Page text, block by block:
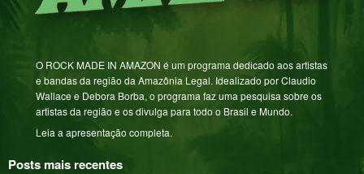
O ROCK MADE IN AMAZON é um programa dedicado aos artistas
e bandas da região da Amazônia Legal. Idealizado por Claudio
Wallace e Debora Borba, o programa faz uma pesquisa sobre os
artistas da região e os divulga para todo o Brasil e Mundo.
Leia a apresentação completa.
Posts mais recentes